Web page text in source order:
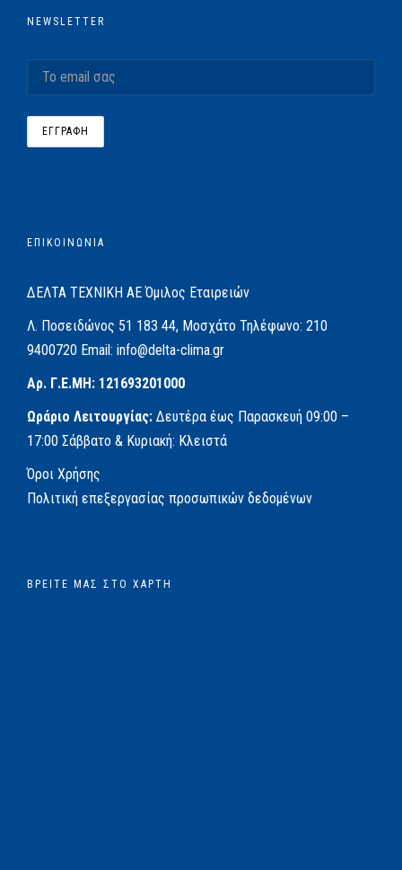
NEWSLETTER
ΕΠΙΚΟΙΝΩΝΙΑ
ΔΕΛΤΑ ΤΕΧΝΙΚΗ ΑΕΌμιλος Εταιρειών
Λ. Ποσειδώνος 51 183 44, Μοσχάτο Τηλέφωνο: 210
9400720 Email: info@delta-clima.gr
Αρ. Γ.Ε.ΜΗ: 121693201000
Ωράριο Λειτουργίας: Δευτέρα έως Παρασκευή 09:00 –
17:00 Σάββατο & Κυριακή: Κλειστά
Όροι Χρήσης
Πολιτική επεξεργασίας προσωπικών δεδομένων
ΒΡΕΊΤΕ ΜΑΣ ΣΤΟ ΧΆΡΤΗ